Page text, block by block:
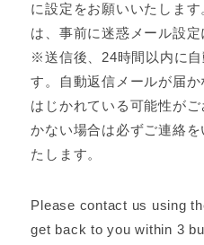
に設定をお願いいたしま
は、事前に迷惑メール設定
※送信後、24時間以内に
す。自動返信メールが届
はじかれている可能性が
かない場合は必ずご連絡
たします。
Please contact us using
get back to you within 3